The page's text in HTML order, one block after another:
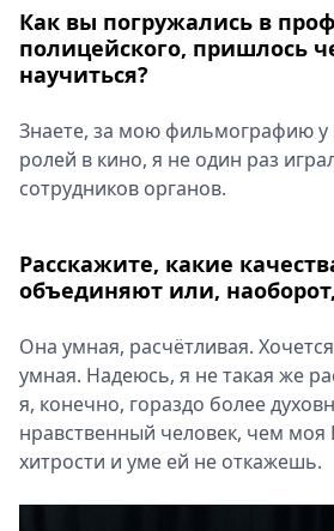
Как вы погружались в
полицейского, пришлось
научиться?
Знаете, за мою фильмографию у
ролей в кино, я не один раз
сотрудников органов.
Расскажите, какие
объединяют или,
Она умная, расчётливая.
умная. Надеюсь, я не такая же
я, конечно, гораздо более
нравственный человек, чем
хитрости и уме ей не откажешь.